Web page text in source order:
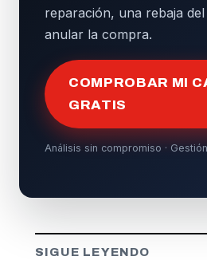
reparación, una rebaja
anular la compra.
COMPROBAR MI
GRATIS
Análisis sin compromiso ·
SIGUE LEYENDO